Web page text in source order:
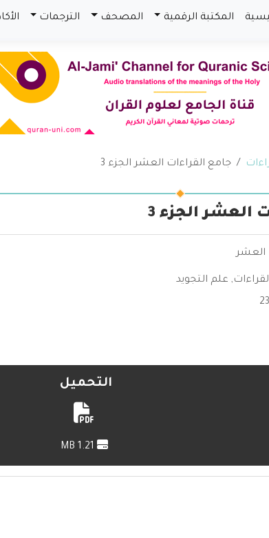
المكتبة الرقمية المصحف الترجمات
جامع القراءات العشر الجزء 3
العشر الجزء 3
, علم التجويد
التحميل